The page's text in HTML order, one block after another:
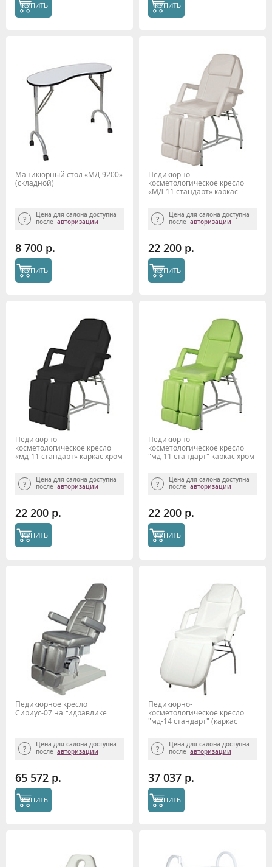
КУПИТЬ КУПИТЬ
Маникюрный стол «МД-9200»
(складной)
Цена для салона доступна
после авторизации
8 700 р.
КУПИТЬ
Педикюрно-
косметологическое кресло
«МД-11 стандарт» каркас
Цена для салона доступна
после авторизации
22 200 р.
КУПИТЬ
Педикюрно-
косметологическое кресло
«мд-11 стандарт» каркас хром
Цена для салона доступна
после авторизации
22 200 р.
КУПИТЬ
Педикюрно-
косметологическое кресло
"мд-11 стандарт" каркас хром
Цена для салона доступна
после авторизации
22 200 р.
КУПИТЬ
Педикюрное кресло
Сириус-07 на гидравлике
Цена для салона доступна
после авторизации
65 572 р.
КУПИТЬ
Педикюрно-
косметологическое кресло
"мд-14 стандарт" (каркас
Цена для салона доступна
после авторизации
37 037 р.
КУПИТЬ